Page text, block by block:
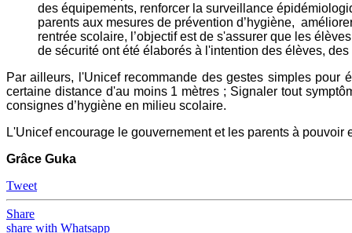
des équipements, renforcer la surveillance
parents aux mesures de prévention d’hygiène,
rentrée scolaire, l’objectif est de s'assurer que les
de sécurité ont été élaborés à l'intention des élèves,
Par ailleurs, l'Unicef recommande des gestes simples
certaine distance d'au moins 1 mètres ; Signaler tout
consignes d’hygiène en milieu scolaire.
L'Unicef encourage le gouvernement et les parents à
Grâce Guka
Tweet
Share
share with Whatsapp